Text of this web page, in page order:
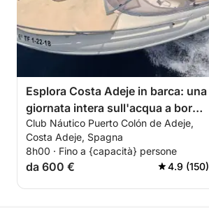
Esplora Costa Adeje in barca: una
giornata intera sull'acqua a bordo
di un motoscafo.
Club Náutico Puerto Colón de Adeje,
Costa Adeje, Spagna
8h00 · Fino a {capacità} persone
da 600 € 4.9 (150)